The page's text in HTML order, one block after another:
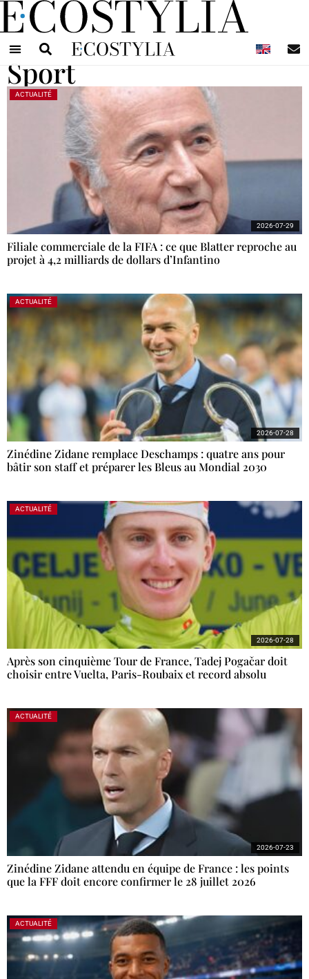
Sport
ACTUALITÉ
Filiale commerciale de la FIFA : ce que Blatter reproche au
projet à 4,2 milliards de dollars d’Infantino
2026-07-29
ACTUALITÉ
Zinédine Zidane remplace Deschamps : quatre ans pour
bâtir son staff et préparer les Bleus au Mondial 2030
2026-07-28
ACTUALITÉ
Après son cinquième Tour de France, Tadej Pogačar doit
choisir entre Vuelta, Paris-Roubaix et record absolu
2026-07-28
ACTUALITÉ
Zinédine Zidane attendu en équipe de France : les points
que la FFF doit encore confirmer le 28 juillet 2026
2026-07-23
ACTUALITÉ